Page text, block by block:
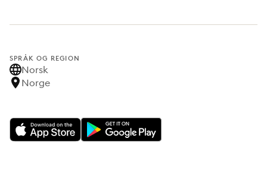
SPRÅK OG REGION
Norsk
Norge